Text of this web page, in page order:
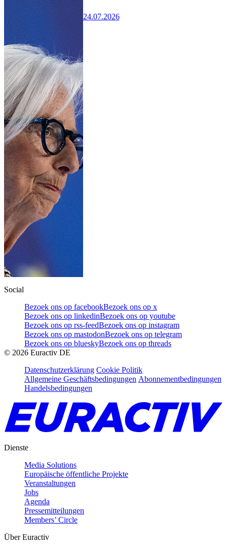
24.07.2026
Social
Bezoek ons op facebookBezoek ons op x
Bezoek ons op linkedinBezoek ons op youtube
Bezoek ons op rss-feedBezoek ons op instagram
Bezoek ons op mastodonBezoek ons op telegram
Bezoek ons op blueskyBezoek ons op threads
© 2026 Euractiv DE
Datenschutzerklärung Cookie Politik
Allgemeine Geschäftsbedingungen Abonnementbedingungen
Handelsbedingungen
Dienste
Media Solutions
Europäische öffentliche Projekte
Veranstaltungen
Jobs
Agenda
Pressemitteilungen
Members’ Circle
Über Euractiv